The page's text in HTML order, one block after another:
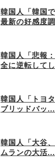
韓国人「韓国
最新の好感度
韓国人「悲報
全に逆転して
韓国人「トヨ
ブリッドバッ...
韓国人「大谷
ムランの大活...